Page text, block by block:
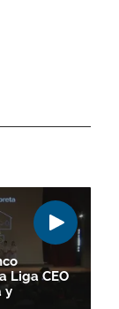
Liga CEO
y